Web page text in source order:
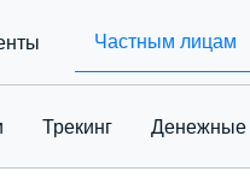
Частным лицам
Трекинг Денежные